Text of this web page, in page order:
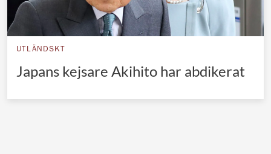
Belgiska kungahuset
Jordanska kungahuset
Thailändska kungahuset
UTLÄNDSKT
Japans kejsare Akihito har abdikerat